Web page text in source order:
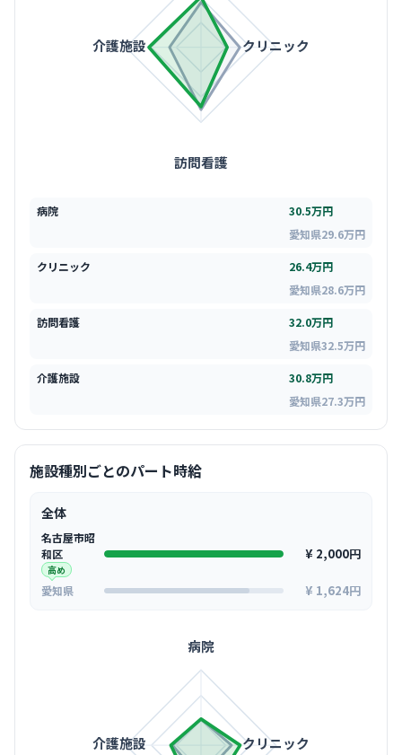
クリニック
訪問看護
介護施設
病院
30.5万円
愛知県29.6万円
クリニック
26.4万円
愛知県28.6万円
訪問看護
32.0万円
愛知県32.5万円
介護施設
30.8万円
愛知県27.3万円
施設種別ごとのパート時給
全体
名古屋市昭
和区
高め
¥ 2,000円
愛知県 ¥ 1,624円
病院
クリニック
介護施設